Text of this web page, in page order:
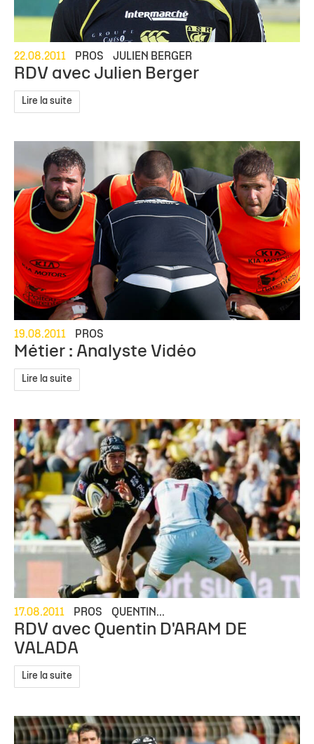
22.08.2011 PROS JULIEN BERGER
RDV avec Julien Berger
Lire la suite
19.08.2011 PROS
Métier : Analyste Vidéo
Lire la suite
17.08.2011 PROS QUENTIN...
RDV avec Quentin D'ARAM DE
VALADA
Lire la suite